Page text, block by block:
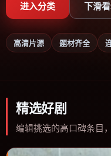
进入分类 下滑
高清片源 题材齐全
精选好剧
编辑挑选的高口碑条目